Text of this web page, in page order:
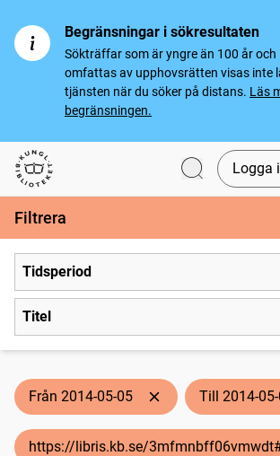
Begränsningar i sökresultaten
Sökträffar som är yngre än 100 år och
omfattas av upphovsrätten visas inte
tjänsten när du söker på distans. Läs
begränsningen.
Svenska tidningar
Logga
Filtrera
Tidsperiod
Titel
Från 2014-05-05 Till 2014-
https://libris.kb.se/